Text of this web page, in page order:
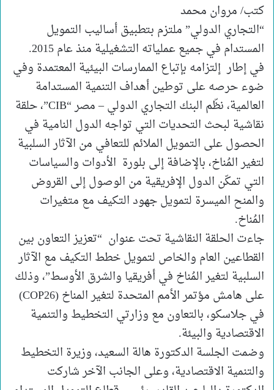
كتب/ مروان محمد
“التجاري الدولي” ملتزم بتطبيق أساليب التمويل
المستدام في جميع عملياته التشغيلية منذ عام 2015.
في إطار إلتزامه بإتباع الممارسات البيئية المعتمدة وفي
ضوء حرصه على توطين أهداف التنمية المستدامة
العالمية، نظّم البنك التجاري الدولي – مصر “CIB”، حلقة
نقاشية لبحث التحديات التي تواجه الدول النامية في
الحصول على التمويل الملائم للتعافي من الآثار السلبية
لتغير المُناخ، بالإضافة إلى بلورة الأدوات والسياسات
التي تمكّن الدول الإفريقية من الوصول إلى القروض
والمنح الميسرة لتمويل جهود التكيف مع متغيرات
المُناخ.
جاءت الحلقة النقاشية تحت عنوان “تعزيز التعاون بين
القطاعين العام والخاص لتمويل خطط التكيف مع الآثار
السلبية لتغير المُناخ في أفريقيا والشرق الأوسط”، وذلك
على هامش مؤتمر الأمم المتحدة لتغير المناخ (COP26)
في جلاسكو، بالتعاون مع وزارتي التخطيط والتنمية
الاقتصادية والبيئة.
وضمت الجلسة الدكتورة هالة السعيد، وزيرة التخطيط
والتنمية الاقتصادية، وعلى الجانب الآخر شاركت